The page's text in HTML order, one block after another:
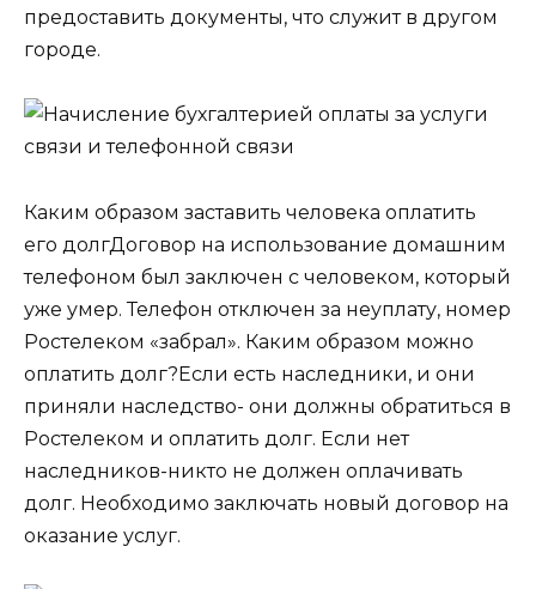
предоставить документы, что служит в другом
городе.
Каким образом заставить человека оплатить
его долгДоговор на использование домашним
телефоном был заключен с человеком, который
уже умер. Телефон отключен за неуплату, номер
Ростелеком «забрал». Каким образом можно
оплатить долг?Если есть наследники, и они
приняли наследство- они должны обратиться в
Ростелеком и оплатить долг. Если нет
наследников-никто не должен оплачивать
долг. Необходимо заключать новый договор на
оказание услуг.